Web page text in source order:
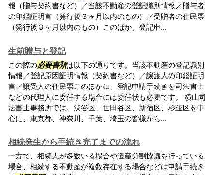
報（贈与契約書など）／当該不動産の登記識別情報／贈与者
の印鑑証明書（発行後３ヶ月以内のもの）／受贈者の住民票
（発行後３ヶ月以内のもの）このほか、登記申...
生前贈与と登記
この際の必要書類は以下の通りです。当該不動産の登記識別
情報／登記原因証明情報（契約書など）／譲渡人の印鑑証明
書／譲受人の住民票このほかに、登記申請手続きを司法書士
などの代理人に委任する場合には委任状も必要です。 横山司
法書士事務所では、渋谷区、世田谷区、新宿区、杉並区を中
心に、東京都、神奈川、千葉、埼玉の皆様から...
相続発生から手続き完了までの流れ
一方で、相続人が多数いる場合や遺産分割協議を行っている
場合、相続する不動産が複数存在する場合などは申請手続き